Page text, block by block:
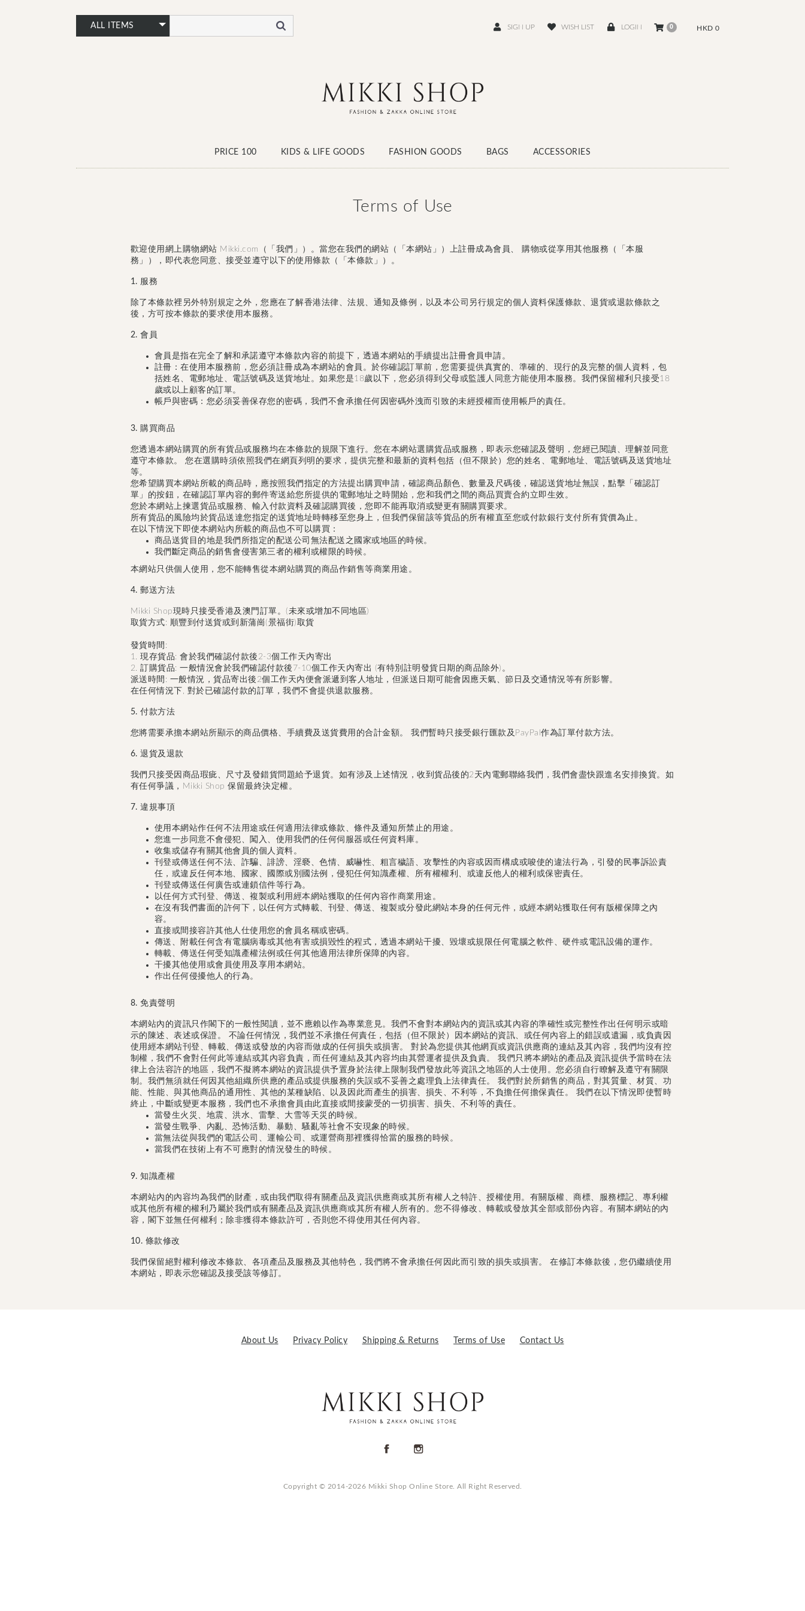
SIGN UP WISH LIST LOGIN 0 HKD 0
PRICE 100 KIDS & LIFE GOODS FASHION GOODS BAGS ACCESSORIES
Terms of Use
歡迎使用網上購物網站 Mikki.com（「我們」）。當您在我們的網站（「本網站」）上註冊成為會員、 購物或從享用其他服務（「本服
務」），即代表您同意、接受並遵守以下的使用條款（「本條款」）。
1. 服務
除了本條款裡另外特別規定之外，您應在了解香港法律、法規、通知及條例，以及本公司另行規定的個人資料保護條款、退貨或退款條款之
後，方可按本條款的要求使用本服務。
2. 會員
會員是指在完全了解和承諾遵守本條款內容的前提下，透過本網站的手續提出註冊會員申請。
註冊：在使用本服務前，您必須註冊成為本網站的會員。於你確認訂單前，您需要提供真實的、準確的、現行的及完整的個人資料，包
括姓名、電郵地址、電話號碼及送貨地址。如果您是18歲以下，您必須得到父母或監護人同意方能使用本服務。我們保留權利只接受18
歲或以上顧客的訂單。
帳戶與密碼：您必須妥善保存您的密碼，我們不會承擔任何因密碼外洩而引致的未經授權而使用帳戶的責任。
3. 購買商品
您透過本網站購買的所有貨品或服務均在本條款的規限下進行。您在本網站選購貨品或服務，即表示您確認及聲明，您經已閱讀、理解並同意
遵守本條款。 您在選購時須依照我們在網頁列明的要求，提供完整和最新的資料包括（但不限於）您的姓名、電郵地址、電話號碼及送貨地址
等。
您希望購買本網站所載的商品時，應按照我們指定的方法提出購買申請，確認商品顏色、數量及尺碼後，確認送貨地址無誤，點擊「確認訂
單」的按鈕，在確認訂單內容的郵件寄送給您所提供的電郵地址之時開始，您和我們之間的商品買賣合約立即生效。
您於本網站上揀選貨品或服務、輸入付款資料及確認購買後，您即不能再取消或變更有關購買要求。
所有貨品的風險均於貨品送達您指定的送貨地址時轉移至您身上，但我們保留該等貨品的所有權直至您或付款銀行支付所有貨價為止。
在以下情況下即使本網站內所載的商品也不可以購買：
商品送貨目的地是我們所指定的配送公司無法配送之國家或地區的時候。
我們斷定商品的銷售會侵害第三者的權利或權限的時候。
本網站只供個人使用，您不能轉售從本網站購買的商品作銷售等商業用途。
4. 郵送方法
Mikki Shop現時只接受香港及澳門訂單。(未來或增加不同地區)
取貨方式: 順豐到付送貨或到新蒲崗(景福街)取貨
發貨時間:
1. 現存貨品: 會於我們確認付款後2-3個工作天內寄出
2. 訂購貨品: 一般情況會於我們確認付款後7-10個工作天內寄出 (有特別註明發貨日期的商品除外)。
派送時間: 一般情況，貨品寄出後2個工作天內便會派遞到客人地址，但派送日期可能會因應天氣、節日及交通情況等有所影響。
在任何情況下, 對於已確認付款的訂單，我們不會提供退款服務。
5. 付款方法
您將需要承擔本網站所顯示的商品價格、手續費及送貨費用的合計金額。 我們暫時只接受銀行匯款及PayPal作為訂單付款方法。
6. 退貨及退款
我們只接受因商品瑕疵、尺寸及發錯貨問題給予退貨。如有涉及上述情況，收到貨品後的2天內電郵聯絡我們，我們會盡快跟進名安排換貨。如
有任何爭議，Mikki Shop 保留最終決定權。
7. 違規事頂
使用本網站作任何不法用途或任何適用法律或條款、條件及通知所禁止的用途。
您進一步同意不會侵犯、闖入、使用我們的任何伺服器或任何資料庫。
收集或儲存有關其他會員的個人資料。
刊登或傳送任何不法、詐騙、誹謗、淫褻、色情、威嚇性、粗言穢語、攻擊性的內容或因而構成或唆使的違法行為，引發的民事訴訟責
任，或違反任何本地、國家、國際或別國法例，侵犯任何知識產權、所有權權利、或違反他人的權利或保密責任。
刊登或傳送任何廣告或連鎖信件等行為。
以任何方式刊登、傳送、複製或利用經本網站獲取的任何內容作商業用途。
在沒有我們書面的許何下，以任何方式轉載、刊登、傳送、複製或分發此網站本身的任何元件，或經本網站獲取任何有版權保障之內
容。
直接或間接容許其他人仕使用您的會員名稱或密碼。
傳送、附載任何含有電腦病毒或其他有害或損毀性的程式，透過本網站干擾、毀壞或規限任何電腦之軟件、硬件或電訊設備的運作。
轉載、傳送任何受知識產權法例或任何其他適用法律所保障的內容。
干擾其他使用或會員使用及享用本網站。
作出任何侵擾他人的行為。
8. 免責聲明
本網站內的資訊只作閣下的一般性閱讀，並不應賴以作為專業意見。我們不會對本網站內的資訊或其內容的準確性或完整性作出任何明示或暗
示的陳述、表述或保證。 不論任何情況，我們並不承擔任何責任，包括（但不限於）因本網站的資訊、或任何內容上的錯誤或遺漏，或負責因
使用經本網站刊登、轉載、傳送或發放的內容而做成的任何損失或損害。 對於為您提供其他網頁或資訊供應商的連結及其內容，我們均沒有控
制權，我們不會對任何此等連結或其內容負責，而任何連結及其內容均由其營運者提供及負責。 我們只將本網站的產品及資訊提供予當時在法
律上合法容許的地區，我們不擬將本網站的資訊提供予置身於法律上限制我們發放此等資訊之地區的人士使用。您必須自行瞭解及遵守有關限
制。我們無須就任何因其他組織所供應的產品或提供服務的失誤或不妥善之處理負上法律責任。 我們對於所銷售的商品，對其質量、材質、功
能、性能、與其他商品的通用性、其他的某種缺陷、以及因此而產生的損害、損失、不利等，不負擔任何擔保責任。 我們在以下情況即使暫時
終止，中斷或變更本服務，我們也不承擔會員由此直接或間接蒙受的一切損害、損失、不利等的責任。
當發生火災、地震、洪水、雷擊、大雪等天災的時候。
當發生戰爭、內亂、恐怖活動、暴動、騷亂等社會不安現象的時候。
當無法從與我們的電話公司、運輸公司、或運營商那裡獲得恰當的服務的時候。
當我們在技術上有不可應對的情況發生的時候。
9. 知識產權
本網站內的內容均為我們的財產，或由我們取得有關產品及資訊供應商或其所有權人之特許、授權使用。有關版權、商標、服務標記、專利權
或其他所有權的權利乃屬於我們或有關產品及資訊供應商或其所有權人所有的。您不得修改、轉載或發放其全部或部份內容。有關本網站的內
容，閣下並無任何權利；除非獲得本條款許可，否則您不得使用其任何內容。
10. 條款修改
我們保留絕對權利修改本條款、各項產品及服務及其他特色，我們將不會承擔任何因此而引致的損失或損害。 在修訂本條款後，您仍繼續使用
本網站，即表示您確認及接受該等修訂。
About Us Privacy Policy Shipping & Returns Terms of Use Contact Us
Copyright © 2014-2026 Mikki Shop Online Store. All Right Reserved.